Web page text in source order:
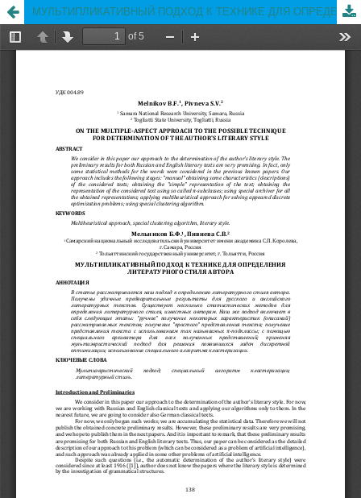
МУЛЬТИПЛИКАТИВНЫЙ ПОДХОД К ТЕХНИКЕ ДЛЯ ОПРЕДЕЛЕНИЯ ЛИТЕРАТУРНОГО СТИЛЯ АВТОРА